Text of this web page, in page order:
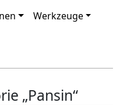
Werkzeuge
„Pansin“